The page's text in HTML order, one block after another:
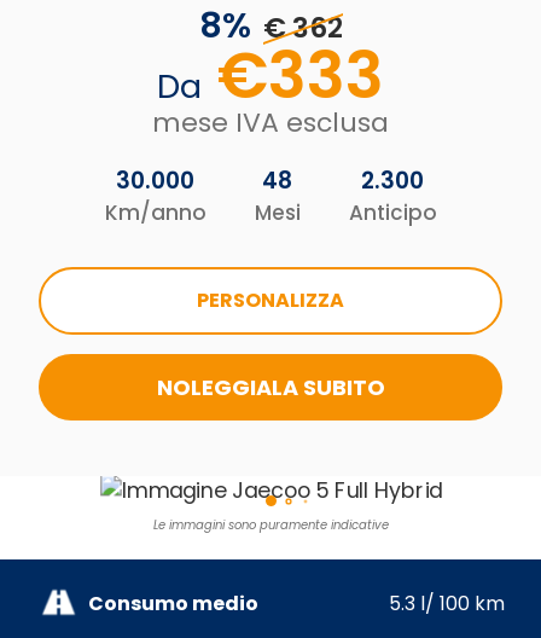
8% € 362
Da €333
mese IVA esclusa
30.000
Km/anno
48
Mesi
2.300
Anticipo
PERSONALIZZA
NOLEGGIALA SUBITO
Le immagini sono puramente indicative
Consumo medio 5.3 l/ 100 km